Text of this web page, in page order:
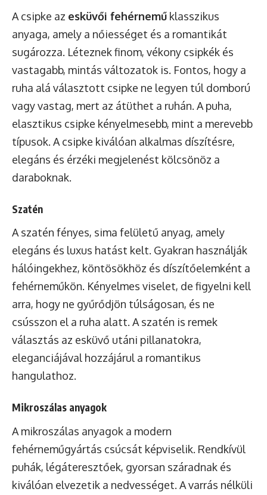
A csipke az esküvői fehérnemű klasszikus
anyaga, amely a nőiességet és a romantikát
sugározza. Léteznek finom, vékony csipkék és
vastagabb, mintás változatok is. Fontos, hogy a
ruha alá választott csipke ne legyen túl domború
vagy vastag, mert az átüthet a ruhán. A puha,
elasztikus csipke kényelmesebb, mint a merevebb
típusok. A csipke kiválóan alkalmas díszítésre,
elegáns és érzéki megjelenést kölcsönöz a
daraboknak.
Szatén
A szatén fényes, sima felületű anyag, amely
elegáns és luxus hatást kelt. Gyakran használják
hálóingekhez, köntösökhöz és díszítőelemként a
fehérneműkön. Kényelmes viselet, de figyelni kell
arra, hogy ne gyűrődjön túlságosan, és ne
csússzon el a ruha alatt. A szatén is remek
választás az esküvő utáni pillanatokra,
eleganciájával hozzájárul a romantikus
hangulathoz.
Mikroszálas anyagok
A mikroszálas anyagok a modern
fehérneműgyártás csúcsát képviselik. Rendkívül
puhák, légáteresztőek, gyorsan száradnak és
kiválóan elvezetik a nedvességet. A varrás nélküli